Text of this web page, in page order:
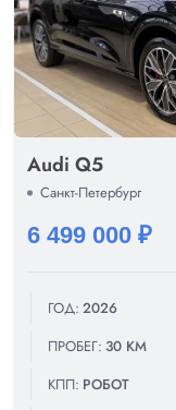
Audi Q5
Санкт-Петербург
6 499 000 ₽
ГОД: 2026
ПРОБЕГ: 30 КМ
КПП: РОБОТ